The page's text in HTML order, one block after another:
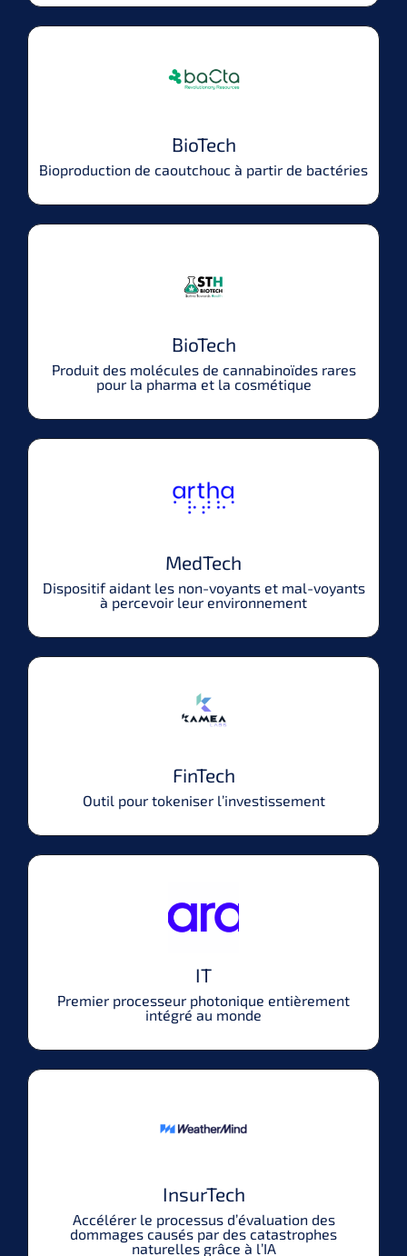
BioTech
Bioproduction de caoutchouc à partir de bactéries
BioTech
Produit des molécules de cannabinoïdes rares
pour la pharma et la cosmétique
MedTech
Dispositif aidant les non-voyants et mal-voyants
à percevoir leur environnement
FinTech
Outil pour tokeniser l’investissement
IT
Premier processeur photonique entièrement
intégré au monde
InsurTech
Accélérer le processus d’évaluation des
dommages causés par des catastrophes
naturelles grâce à l’IA